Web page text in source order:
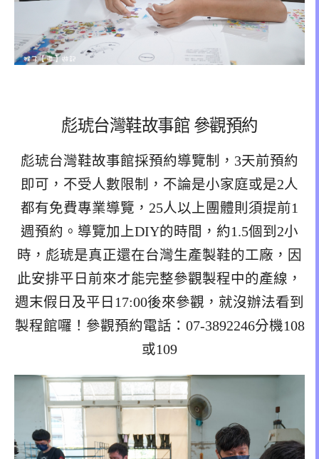
彪琥台灣鞋故事館 參觀預約
彪琥台灣鞋故事館採預約導覽制，3天前預約
即可，不受人數限制，不論是小家庭或是2人
都有免費專業導覽，25人以上團體則須提前1
週預約。導覽加上DIY的時間，約1.5個到2小
時，彪琥是真正還在台灣生產製鞋的工廠，因
此安排平日前來才能完整參觀製程中的產線，
週末假日及平日17:00後來參觀，就沒辦法看到
製程館囉！參觀預約電話：07-3892246分機108
或109